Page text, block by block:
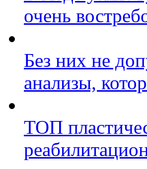
очень
Без них не
анализы,
ТОП